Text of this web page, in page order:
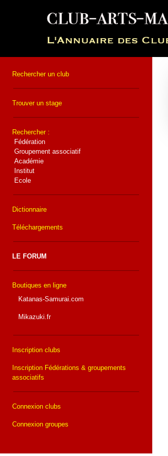
Rechercher un club
Trouver un stage
Rechercher :
Fédération
Groupement associatif
Académie
Institut
Ecole
Dictionnaire
Téléchargements
LE FORUM
Boutiques en ligne
Katanas-Samurai.com
Mikazuki.fr
Inscription clubs
Inscription Fédérations & groupements
associatifs
Connexion clubs
Connexion groupes